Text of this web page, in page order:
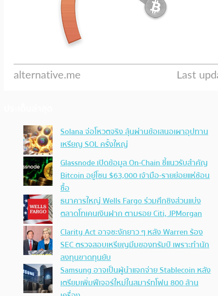
Solana จ่อโหวตจริง ลุ้นผ่านข้อเสนอเผาอุปทาน
เหรียญ SOL ครั้งใหญ่
Glassnode เปิดข้อมูล On-Chain ชี้แนวรับสำคัญ
Bitcoin อยู่โซน $63,000 เจ้ามือ-รายย่อยแห่ช้อน
ซื้อ
ธนาคารใหญ่ Wells Fargo ร่วมศึกชิงส่วนแบ่ง
ตลาดโทเคนเงินฝาก ตามรอย Citi, JPMorgan
Clarity Act อาจชะงักยาว ๆ หลัง Warren ร้อง
SEC ตรวจสอบเหรียญมีมของทรัมป์ เพราะทำนัก
ลงทุนขาดทุนยับ
Samsung อาจเป็นผู้นำแจกจ่าย Stablecoin หลัง
เตรียมเพิ่มฟีเจอร์ใหม่ในสมาร์ทโฟน 800 ล้าน